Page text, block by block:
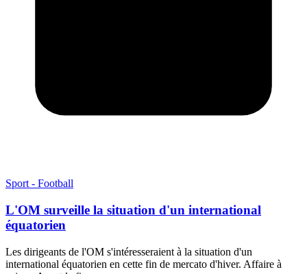
Sport - Football
L'OM surveille la situation d'un international
équatorien
Les dirigeants de l'OM s'intéresseraient à la situation d'un
international équatorien en cette fin de mercato d'hiver. Affaire à